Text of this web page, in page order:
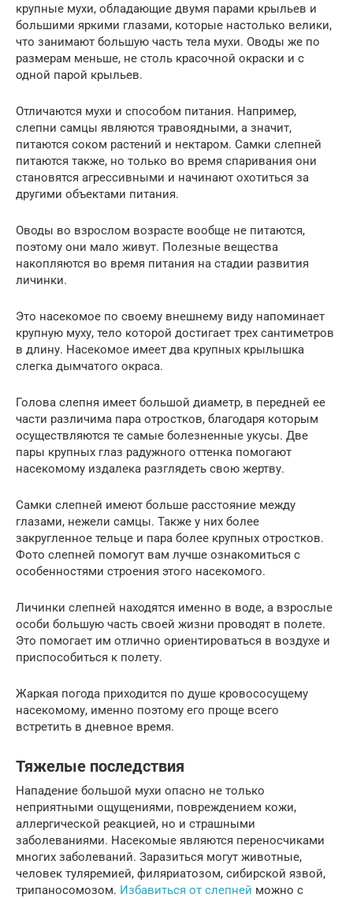
крупные мухи, обладающие двумя парами крыльев и
большими яркими глазами, которые настолько велики,
что занимают большую часть тела мухи. Оводы же по
размерам меньше, не столь красочной окраски и с
одной парой крыльев.
Отличаются мухи и способом питания. Например,
слепни самцы являются травоядными, а значит,
питаются соком растений и нектаром. Самки слепней
питаются также, но только во время спаривания они
становятся агрессивными и начинают охотиться за
другими объектами питания.
Оводы во взрослом возрасте вообще не питаются,
поэтому они мало живут. Полезные вещества
накопляются во время питания на стадии развития
личинки.
Это насекомое по своему внешнему виду напоминает
крупную муху, тело которой достигает трех сантиметров
в длину. Насекомое имеет два крупных крылышка
слегка дымчатого окраса.
Голова слепня имеет большой диаметр, в передней ее
части различима пара отростков, благодаря которым
осуществляются те самые болезненные укусы. Две
пары крупных глаз радужного оттенка помогают
насекомому издалека разглядеть свою жертву.
Самки слепней имеют больше расстояние между
глазами, нежели самцы. Также у них более
закругленное тельце и пара более крупных отростков.
Фото слепней помогут вам лучше ознакомиться с
особенностями строения этого насекомого.
Личинки слепней находятся именно в воде, а взрослые
особи большую часть своей жизни проводят в полете.
Это помогает им отлично ориентироваться в воздухе и
приспособиться к полету.
Жаркая погода приходится по душе кровососущему
насекомому, именно поэтому его проще всего
встретить в дневное время.
Тяжелые последствия
Нападение большой мухи опасно не только
неприятными ощущениями, повреждением кожи,
аллергической реакцией, но и страшными
заболеваниями. Насекомые являются переносчиками
многих заболеваний. Заразиться могут животные,
человек туляремией, филяриатозом, сибирской язвой,
трипаносомозом. Избавиться от слепней можно с